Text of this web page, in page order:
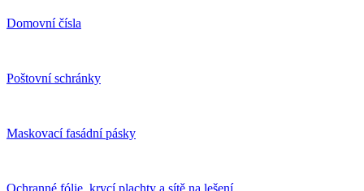
Domovní čísla
Poštovní schránky
Maskovací fasádní pásky
Ochranné fólie, krycí plachty a sítě na lešení